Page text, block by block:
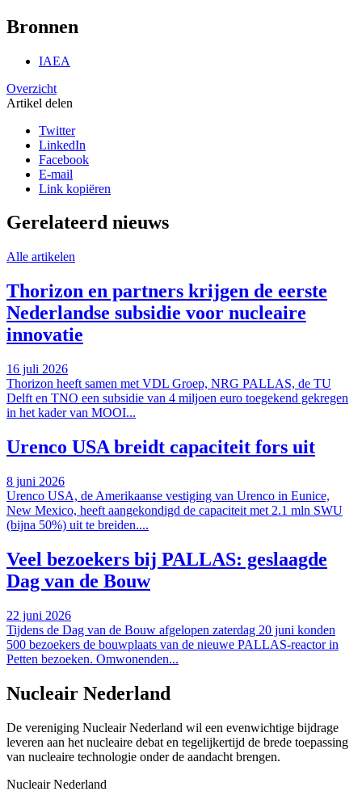
Bronnen
IAEA
Overzicht
Artikel delen
Twitter
LinkedIn
Facebook
E-mail
Link kopiëren
Gerelateerd nieuws
Alle artikelen
Thorizon en partners krijgen de eerste
Nederlandse subsidie voor nucleaire
innovatie
16 juli 2026
Thorizon heeft samen met VDL Groep, NRG PALLAS, de TU
Delft en TNO een subsidie van 4 miljoen euro toegekend gekregen
in het kader van MOOI...
Urenco USA breidt capaciteit fors uit
8 juni 2026
Urenco USA, de Amerikaanse vestiging van Urenco in Eunice,
New Mexico, heeft aangekondigd de capaciteit met 2.1 mln SWU
(bijna 50%) uit te breiden....
Veel bezoekers bij PALLAS: geslaagde
Dag van de Bouw
22 juni 2026
Tijdens de Dag van de Bouw afgelopen zaterdag 20 juni konden
500 bezoekers de bouwplaats van de nieuwe PALLAS-reactor in
Petten bezoeken. Omwonenden...
Nucleair Nederland
De vereniging Nucleair Nederland wil een evenwichtige bijdrage
leveren aan het nucleaire debat en tegelijkertijd de brede toepassing
van nucleaire technologie onder de aandacht brengen.
Nucleair Nederland